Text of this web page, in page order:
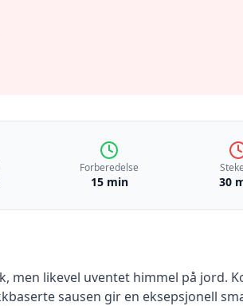
Forberedelse
15 min 30
men likevel uventet himmel på jord.
sausen gir en eksepsjonell